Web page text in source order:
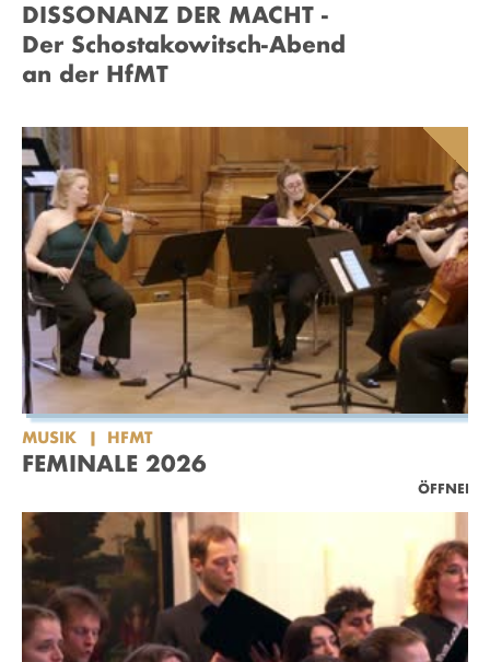
DISSONANZ DER MACHT -
Der Schostakowitsch-Abend
an der HfMT
MUSIK HFMT
FEMINALE 2026
ÖFFNEN